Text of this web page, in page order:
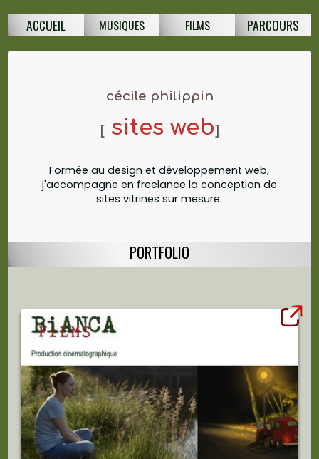
ACCUEIL MUSIQUES FILMS PARCOURS
cécile philippin
[sites web]
Formée au design et développement web,
j'accompagne en freelance la conception de
sites vitrines sur mesure.
PORTFOLIO